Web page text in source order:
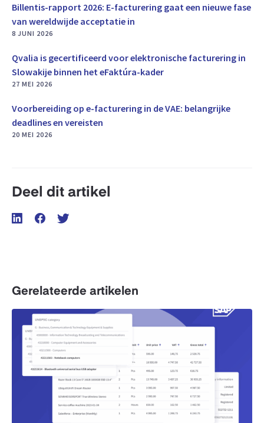
Billentis-rapport 2026: E-facturering gaat een nieuwe fase
van wereldwijde acceptatie in
8 JUNI 2026
Qvalia is gecertificeerd voor elektronische facturering in
Slowakije binnen het eFaktúra-kader
27 MEI 2026
Voorbereiding op e-facturering in de VAE: belangrijke
deadlines en vereisten
20 MEI 2026
Deel dit artikel
Gerelateerde artikelen